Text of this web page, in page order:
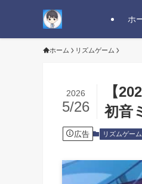
ホ
ホーム リズムゲーム
【
初音
2026
5/26
広告 リズムゲーム